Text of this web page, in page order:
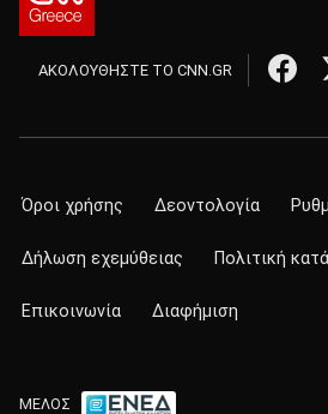
ΑΚΟΛΟΥΘΗΣΤΕ ΤΟ CNN.GR
Όροι χρήσης Δεοντολογία
Δήλωση εχεμύθειας Πολιτική
Επικοινωνία Διαφήμιση
ΜΕΛΟΣ